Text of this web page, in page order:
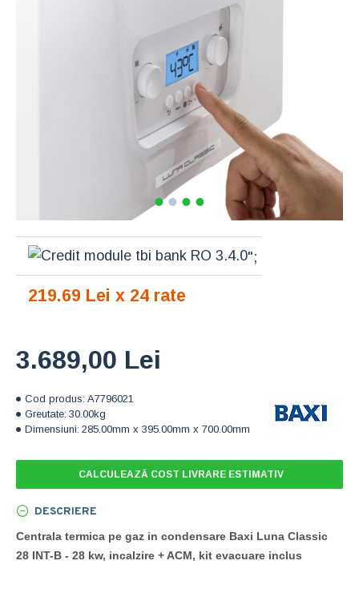
Cod produs: A7796021
Greutate: 30.00kg
Dimensiuni: 285.00mm x 395.00mm x 700.00mm
3.689,00 Lei
";
219.69 Lei x 24 rate
CALCULEAZĂ COST LIVRARE ESTIMATIV
DESCRIERE
Centrala termica pe gaz in condensare Baxi Luna Classic
28 INT-B - 28 kw, incalzire + ACM, kit evacuare inclus